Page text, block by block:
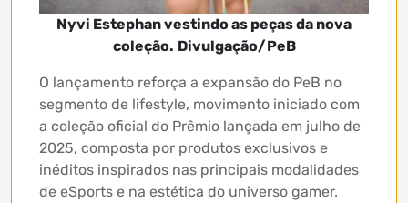
Nyvi Estephan vestindo as peças da nova
coleção. Divulgação/PeB
O lançamento reforça a expansão do PeB no
segmento de lifestyle, movimento iniciado com
a coleção oficial do Prêmio lançada em julho de
2025, composta por produtos exclusivos e
inéditos inspirados nas principais modalidades
de eSports e na estética do universo gamer.